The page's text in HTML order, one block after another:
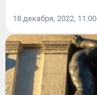
18 декабря, 2022, 11:00